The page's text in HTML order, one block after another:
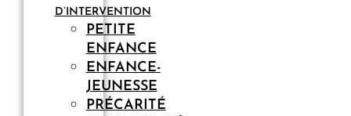
D’INTERVENTION
PETITE
ENFANCE
ENFANCE-
JEUNESSE
PRÉCARITÉ